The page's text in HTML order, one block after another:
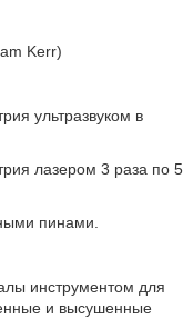
Kerr)
ультразвуком в
лазером 3 раза по 5
пинами.
инструментом для
и высушенные